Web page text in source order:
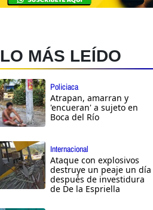
LO MÁS LEÍDO
Policiaca
Atrapan, amarran y
'encueran' a sujeto en
Boca del Río
Internacional
Ataque con explosivos
destruye un peaje un día
después de investidura
de De la Espriella